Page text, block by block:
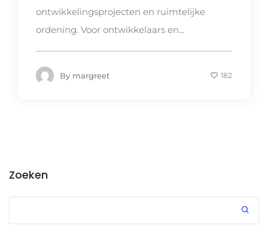
ontwikkelingsprojecten en ruimtelijke
ordening. Voor ontwikkelaars en...
By margreet 182
Zoeken